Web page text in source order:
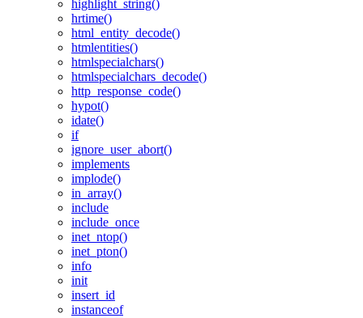
highlight_string()
hrtime()
html_entity_decode()
htmlentities()
htmlspecialchars()
htmlspecialchars_decode()
http_response_code()
hypot()
idate()
if
ignore_user_abort()
implements
implode()
in_array()
include
include_once
inet_ntop()
inet_pton()
info
init
insert_id
instanceof